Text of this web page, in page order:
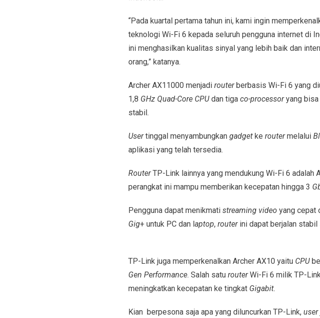
“Pada kuartal pertama tahun ini, kami ingin
teknologi Wi-Fi 6 kepada seluruh pengguna internet di
ini menghasilkan kualitas sinyal yang lebih baik dan
orang,” katanya.
Archer AX11000 menjadi routerberbasis Wi-Fi 6 yang
1,8 GHz Quad-Core CPUdan tiga co-processoryang bisa
stabil.
Usertinggal menyambungkan gadgetke routermelalui
aplikasi yang telah tersedia.
RouterTP-Link lainnya yang mendukung Wi-Fi 6 adalah
perangkat ini mampu memberikan kecepatan hingga 3
Pengguna dapat menikmati streaming video yang cepat
Gig+ untuk PC dan laptop, routerini dapat berjalan stabil
TP-Link juga memperkenalkan Archer AX10 yaitu CPU
Gen Performance. Salah satu routerWi-Fi 6 milik TP-
meningkatkan kecepatan ke tingkat Gigabit.
Kian berpesona saja apa yang diluncurkan TP-Link, user